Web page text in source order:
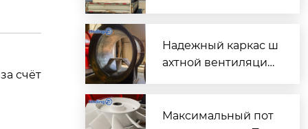
счёт
его объекта в Казах
стане
Надежный каркас ш
ахтной вентиляции:
DK
Максимальный пот